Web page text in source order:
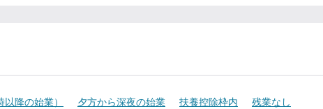
降の始業） 夕方から深夜の始業 扶養控除枠内
残業なし